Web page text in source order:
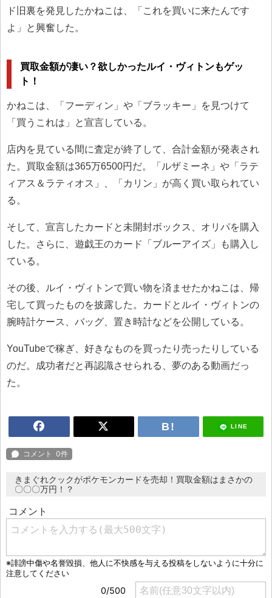
ド旧裏を発見したかねこは、「これを買いに来たんです
よ」と興奮した。
買取金額が凄い？欲しかったルイ・ヴィトンもゲッ
ト！
かねこは、「フーディン」や「ブラッキー」を見つけて
「買うこれは」と宣言している。
店内を見ている間に査定が終了して、合計金額が発表され
た。買取金額は365万6500円だ。「ルザミーネ」や「ラテ
ィアス＆ラティオス」、「カリン」が高く買い取られてい
る。
そして、宣言したカードと未開封ボックス、オリパを購入
した。さらに、遊戯王のカード「ブルーアイズ」も購入し
ている。
その後、ルイ・ヴィトンで買い物を済ませたかねこは、帰
宅して買ったものを披露した。カードとルイ・ヴィトンの
腕時計ケース、バッグ、置き時計などを公開している。
YouTubeで稼ぎ、好きなものを買ったり売ったりしている
のだ。成功者だと再認識させられる、夢のある動画だっ
た。
LINE
きまぐれクックがポケモンカードを売却！買取金額はまさかの
〇〇〇万円！？